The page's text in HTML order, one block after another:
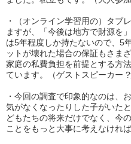
・
（オンライン学習用の）タブ
ますが、「今後は地方で財源を
は5年程度しか持たないので、5
ットが壊れた場合の保証もさまざ
家庭の私費負担を前提とする方
ています。（ゲストスピーカー ?
・今回の調査で印象的なのは、
気がなくなったりした子がいた
どもたちの将来だけでなく、今
ことをもっと大事に考えなければ